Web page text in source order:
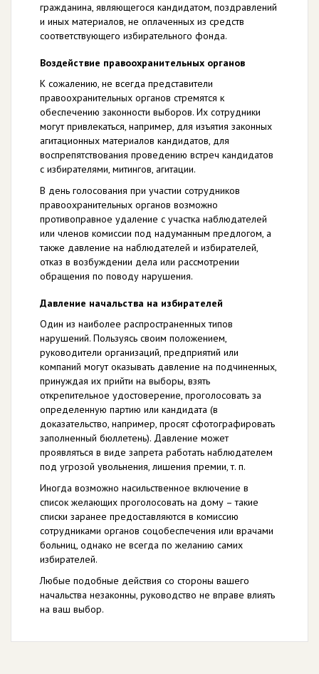
гражданина, являющегося кандидатом, поздравлений
и иных материалов, не оплаченных из средств
соответствующего избирательного фонда.
Воздействие правоохранительных органов
К сожалению, не всегда представители
правоохранительных органов стремятся к
обеспечению законности выборов. Их сотрудники
могут привлекаться, например, для изъятия законных
агитационных материалов кандидатов, для
воспрепятствования проведению встреч кандидатов
с избирателями, митингов, агитации.
В день голосования при участии сотрудников
правоохранительных органов возможно
противоправное удаление с участка наблюдателей
или членов комиссии под надуманным предлогом, а
также давление на наблюдателей и избирателей,
отказ в возбуждении дела или рассмотрении
обращения по поводу нарушения.
Давление начальства на избирателей
Один из наиболее распространенных типов
нарушений. Пользуясь своим положением,
руководители организаций, предприятий или
компаний могут оказывать давление на подчиненных,
принуждая их прийти на выборы, взять
открепительное удостоверение, проголосовать за
определенную партию или кандидата (в
доказательство, например, просят сфотографировать
заполненный бюллетень). Давление может
проявляться в виде запрета работать наблюдателем
под угрозой увольнения, лишения премии, т. п.
Иногда возможно насильственное включение в
список желающих проголосовать на дому – такие
списки заранее предоставляются в комиссию
сотрудниками органов соцобеспечения или врачами
больниц, однако не всегда по желанию самих
избирателей.
Любые подобные действия со стороны вашего
начальства незаконны, руководство не вправе влиять
на ваш выбор.